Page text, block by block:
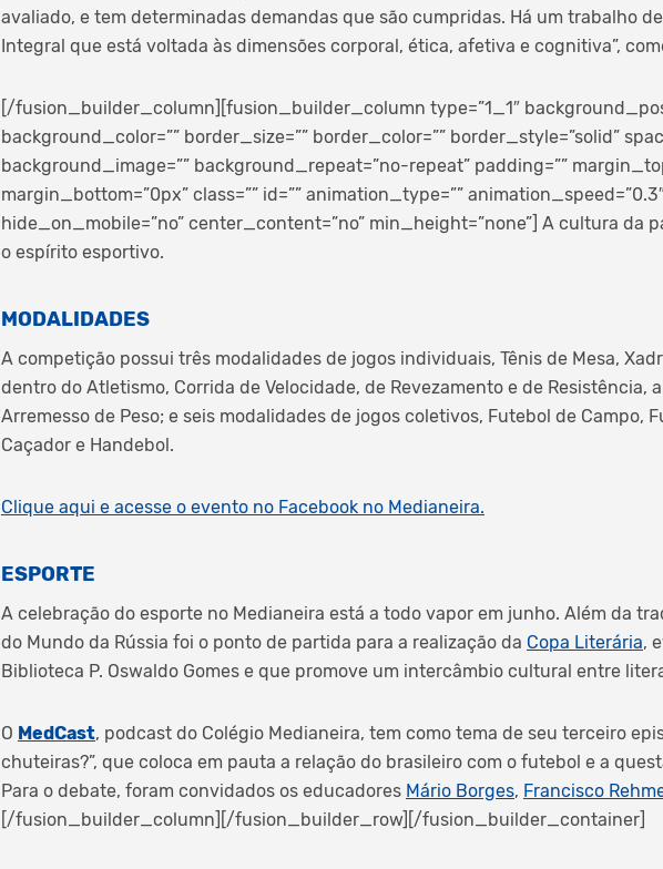
avaliado, e tem determinadas demandas que são cumpridas. Há um trabalho
Integral que está voltada às dimensões corporal, ética, afetiva e cognitiva”,
[/fusion_builder_column][fusion_builder_column type=”1_1″
background_color=”” border_size=”” border_color=”” border_style=”solid”
background_image=”” background_repeat=”no-repeat” padding=””
margin_bottom=”0px” class=”” id=”” animation_type=””
hide_on_mobile=”no” center_content=”no” min_height=”none”] A cultura da
o espírito esportivo.
MODALIDADES
A competição possui três modalidades de jogos individuais, Tênis de Mesa,
dentro do Atletismo, Corrida de Velocidade, de Revezamento e de Resistência,
Arremesso de Peso; e seis modalidades de jogos coletivos, Futebol de Campo,
Caçador e Handebol.
Clique aqui e acesse o evento no Facebook no Medianeira.
ESPORTE
A celebração do esporte no Medianeira está a todo vapor em junho. Além da
do Mundo da Rússia foi o ponto de partida para a realização da Copa Literária,
Biblioteca P. Oswaldo Gomes e que promove um intercâmbio cultural entre
O MedCast, podcast do Colégio Medianeira, tem como tema de seu terceiro
chuteiras?”, que coloca em pauta a relação do brasileiro com o futebol e a
Para o debate, foram convidados os educadores Mário Borges, Francisco
[/fusion_builder_column][/fusion_builder_row][/fusion_builder_container]